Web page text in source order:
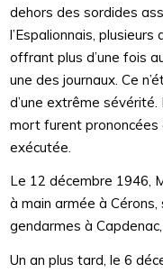
dehors des sordides
l’Espalionnais,
offrant plus d’une fois
une des journaux. Ce
d’une extrême
mort furent
exécutée.
Le 12 décembre 1946,
à main armée à
gendarmes à
Un an plus tard, le 6